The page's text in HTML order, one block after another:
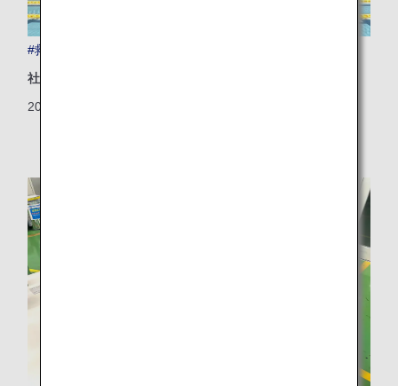
#救え！能登半島
社会地域
2024/06/17